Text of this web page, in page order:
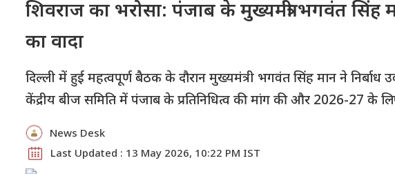
शिवराज का भरोसा: पंजाब के मुख्यमंत्री भगवंत सिंह
का वादा
दिल्ली में हुई महत्वपूर्ण बैठक के दौरान मुख्यमंत्री भगवंत सिंह मान ने
केंद्रीय बीज समिति में पंजाब के प्रतिनिधित्व की मांग की और 2026-27 के
News Desk
Last Updated : 13 May 2026, 10:22 PM IST